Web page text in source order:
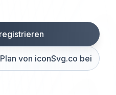
von iconSvg.co bei